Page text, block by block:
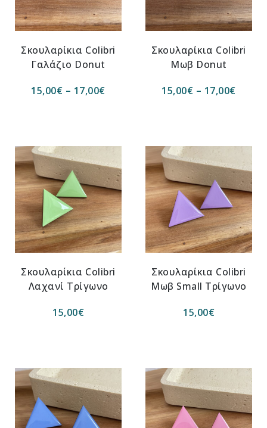
Σκουλαρίκια Colibri
Γαλάζιο Donut
15,00€ – 17,00€
Σκουλαρίκια Colibri
Μωβ Donut
15,00€ – 17,00€
Σκουλαρίκια Colibri
Λαχανί Τρίγωνο
15,00€
Σκουλαρίκια Colibri
Μωβ Small Τρίγωνο
15,00€